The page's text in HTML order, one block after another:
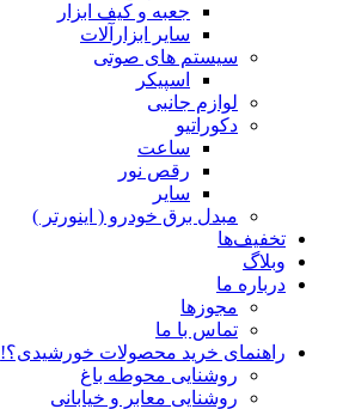
جعبه و کیف ابزار
سایر ابزارآلات
سیستم های صوتی
اسپیکر
لوازم جانبی
دکوراتیو
ساعت
رقص نور
سایر
مبدل برق خودرو ( اینورتر )
تخفیف‌ها
وبلاگ
درباره ما
مجوزها
تماس با ما
راهنمای خرید محصولات خورشیدی؟!
روشنایی محوطه باغ
روشنایی معابر و خیابانی